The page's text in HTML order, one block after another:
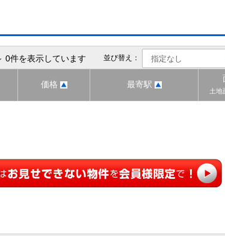
を表示しています 並び替え：
価格 最寄駅
土地